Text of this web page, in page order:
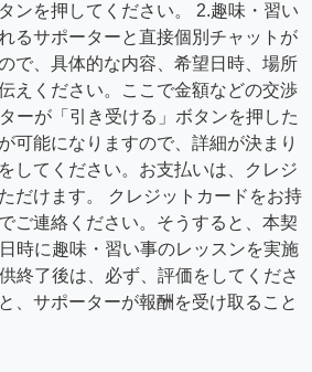
ンを押してください。 2.趣味・習い
るサポーターと直接個別チャットが
で、具体的な内容、希望日時、場所
えください。ここで金額などの交渉
ーが「引き受ける」ボタンを押した
可能になりますので、詳細が決まり
してください。お支払いは、クレジ
だけます。 クレジットカードをお持
ご連絡ください。そうすると、本契
時に趣味・習い事のレッスンを実施
終了後は、必ず、評価をしてくださ
、サポーターが報酬を受け取ること